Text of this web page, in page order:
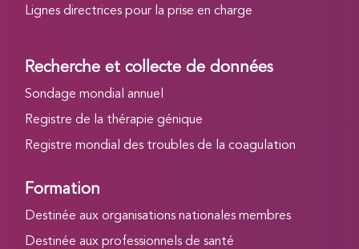
Lignes directrices pour la prise en charge
Recherche et collecte de données
Sondage mondial annuel
Registre de la thérapie génique
Registre mondial des troubles de la coagulation
Formation
Destinée aux organisations nationales membres
Destinée aux professionnels de santé